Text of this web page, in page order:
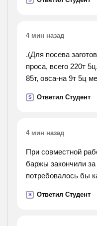
4 мин назад
.(Для посева
проса, всего 220т
85т, овса-на 9т 5ц
S Ответил Студент
4 мин назад
При совместной
баржы закончили
потребовалось бы
требуется на 5
S Ответил Студент